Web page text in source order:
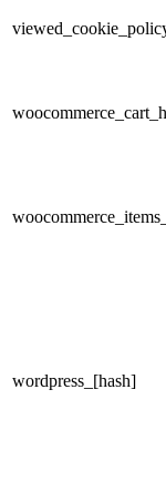
wordpress_[hash]